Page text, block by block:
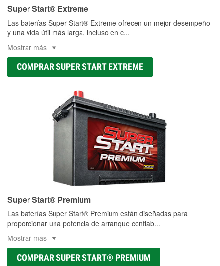
Super Start® Extreme
Las baterías Super Start® Extreme ofrecen un mejor desempeño
y una vida útil más larga, incluso en c...
Mostrar más
COMPRAR SUPER START EXTREME
Super Start® Premium
Las baterías Super Start® Premium están diseñadas para
proporcionar una potencia de arranque confiab...
Mostrar más
COMPRAR SUPER START® PREMIUM